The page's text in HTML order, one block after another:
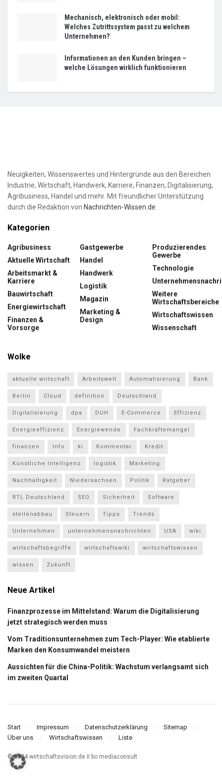
Mechanisch, elektronisch oder mobil:
Welches Zutrittssystem passt zu welchem
Unternehmen?
Informationen an den Kunden bringen –
welche Lösungen wirklich funktionieren
Neuigkeiten, Wissenswertes und Hintergründe aus den Bereichen
Industrie, Wirtschaft, Handwerk, Karriere, Finanzen, Digitalisierung,
Agribusiness, Handel und mehr. Mit freundlicher Unterstützung
durch die Redaktion von Nachrichten-Wissen.de
Kategorien
Agribusiness
Aktuelle Wirtschaft
Arbeitsmarkt &
Karriere
Bauwirtschaft
Energiewirtschaft
Finanzen &
Vorsorge
Gastgewerbe
Handel
Handwerk
Logistik
Magazin
Marketing &
Design
Produzierendes
Gewerbe
Technologie
Weitere
Wirtschaftsbereiche
Wirtschaftswissen
Wissenschaft
Wolke
aktuelle wirtschaft Arbeitswelt Automatisierung Bank
Berlin Cloud definition Deutschland
Digitalisierung dpa DUH E-Commerce Effizienz
Energieeffizienz Energiewende Fachkräftemangel
finanzen Info ki Kommentar Kredit
Künstliche Intelligenz logistik Marketing
Nachhaltigkeit Niedersachsen Politik Ratgeber
RTL Deutschland SEO Sicherheit Software
stellenabbau Steuern Tipps Trends
Unternehmen unternehmensnachrichten USA wiki
wirtschaftsbegriffe wirtschaftswiki wirtschaftswissen
wissen Zukunft
Neue Artikel
Finanzprozesse im Mittelstand: Warum die Digitalisierung
jetzt strategisch werden muss
Vom Traditionsunternehmen zum Tech-Player: Wie etablierte
Marken den Konsumwandel meistern
Aussichten für die China-Politik: Wachstum verlangsamt sich
im zweiten Quartal
Start Impressum Datenschutzerklärung
Sitemap
Über uns
Wirtschaftswissen Liste
© 2024 wirtschaftsvision.de II bo mediaconsult